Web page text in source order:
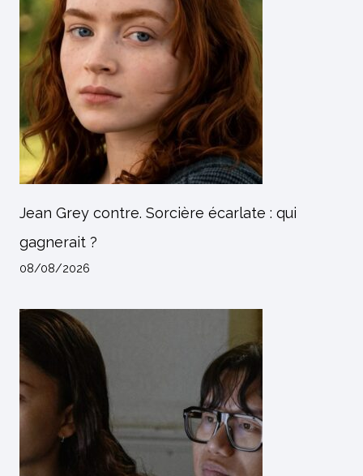
Jean Grey contre. Sorcière écarlate : qui
gagnerait ?
08/08/2026